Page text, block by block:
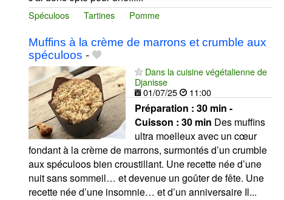
Spéculoos Tartines Pomme
Muffins à la crème de marrons et crumble aux
spéculoos -
Dans la cuisine végétalienne de
Djanisse
01/07/25
11:00
Préparation : 30 min -
Cuisson : 30 min Des muffins
ultra moelleux avec un cœur
fondant à la crème de marrons, surmontés d’un crumble
aux spéculoos bien croustillant. Une recette née d’une
nuit sans sommeil… et devenue un goûter de fête. Une
recette née d’une insomnie… et d’un anniversaire Il...